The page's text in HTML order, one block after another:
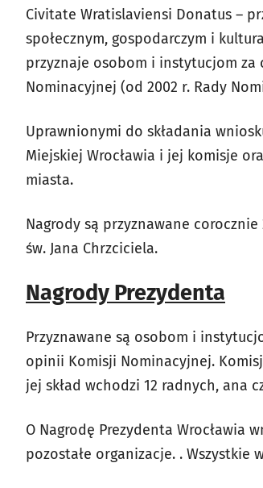
Civitate Wratislaviensi Donatus –
społecznym, gospodarczym i
przyznaje osobom i instytucjom za
Nominacyjnej (od 2002 r. Rady
Uprawnionymi do składania
Miejskiej Wrocławia i jej komisje
miasta.
Nagrody są przyznawane
św. Jana Chrzciciela.
Nagrody Prezydenta
Przyznawane są osobom i
opinii Komisji Nominacyjnej.
jej skład wchodzi 12 radnych, ana
O Nagrodę Prezydenta Wrocławia
pozostałe organizacje. .